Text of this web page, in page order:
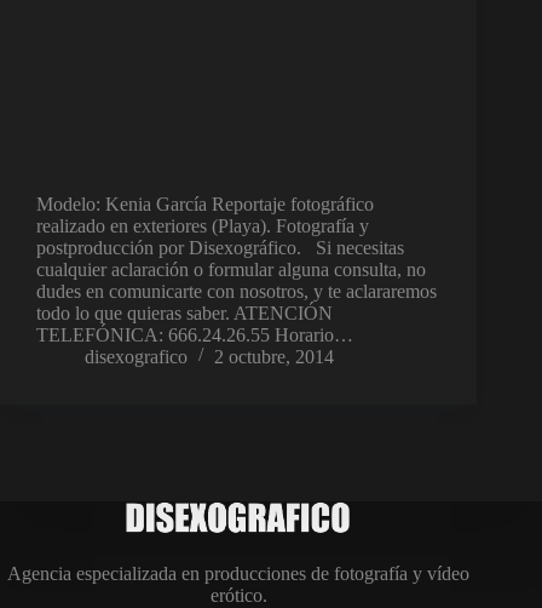
Modelo: Kenia García Reportaje fotográfico
realizado en exteriores (Playa). Fotografía y
postproducción por Disexográfico. Si necesitas
cualquier aclaración o formular alguna consulta, no
dudes en comunicarte con nosotros, y te aclararemos
todo lo que quieras saber. ATENCIÓN
TELEFÓNICA: 666.24.26.55 Horario…
disexografico
2 octubre, 2014
Agencia especializada en producciones de fotografía y vídeo
erótico.